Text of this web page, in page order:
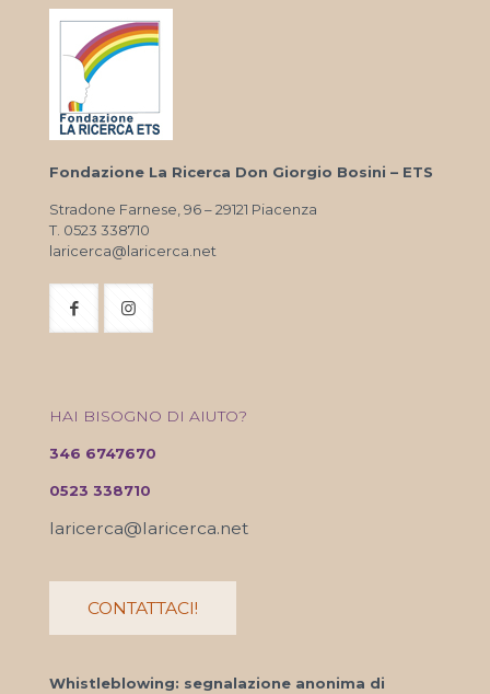
Fondazione La Ricerca Don Giorgio Bosini – ETS
Stradone Farnese, 96 – 29121 Piacenza
T. 0523 338710
laricerca@laricerca.net
HAI BISOGNO DI AIUTO?
346 6747670
0523 338710
laricerca@laricerca.net
CONTATTACI!
Whistleblowing: segnalazione anonima di